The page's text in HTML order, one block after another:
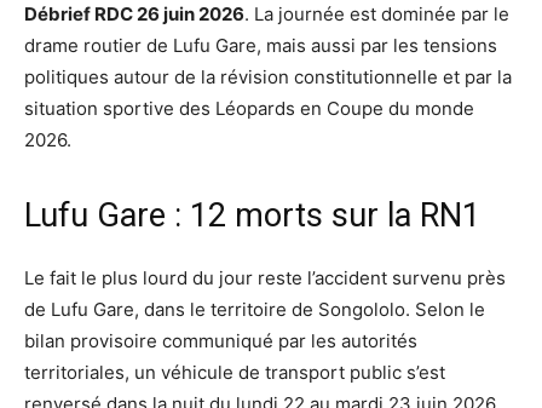
Débrief RDC 26 juin 2026. La journée est dominée par le
drame routier de Lufu Gare, mais aussi par les tensions
politiques autour de la révision constitutionnelle et par la
situation sportive des Léopards en Coupe du monde
2026.
Lufu Gare : 12 morts sur la RN1
Le fait le plus lourd du jour reste l’accident survenu près
de Lufu Gare, dans le territoire de Songololo. Selon le
bilan provisoire communiqué par les autorités
territoriales, un véhicule de transport public s’est